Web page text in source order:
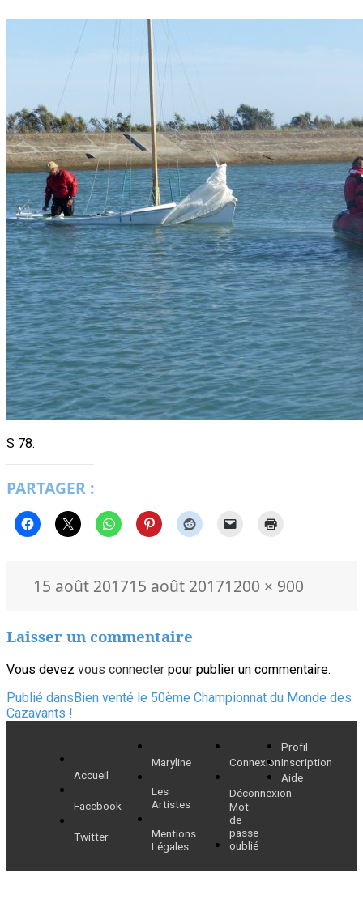
S 78.
PARTAGER :
Publié
15 août 201715 août 2017Taille
1200 × 900
Laisser un commentaire
Vous devez vous connecter pour publier un commentaire.
Navigation
de
l’article
Publié dansBien venté le 50ème Championnat du Monde des
Cazavants !
Accueil
Facebook
Twitter
Maryline
Les
Artistes
Mentions
Légales
Connexion
Déconnexion
Mot
de
passe
oublié
Profil
Inscription
Aide